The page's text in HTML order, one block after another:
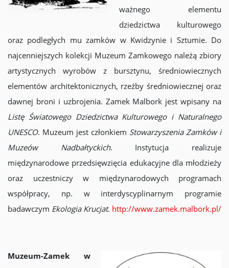
ważnego elementu
dziedzictwa kulturowego
oraz podległych mu zamków w Kwidzynie i Sztumie. Do
najcenniejszych kolekcji Muzeum Zamkowego należą zbiory
artystycznych wyrobów z bursztynu, średniowiecznych
elementów architektonicznych, rzeźby średniowiecznej oraz
dawnej broni i uzbrojenia. Zamek Malbork jest wpisany na
Listę Światowego Dziedzictwa Kulturowego i Naturalnego
UNESCO. Muzeum jest członkiem Stowarzyszenia Zamków i
Muzeów Nadbałtyckich. Instytucja realizuje
międzynarodowe przedsięwzięcia edukacyjne dla młodzieży
oraz uczestniczy w międzynarodowych programach
współpracy, np. w interdyscyplinarnym programie
badawczym Ekologia Krucjat. http://www.zamek.malbork.pl/
Muzeum-Zamek w